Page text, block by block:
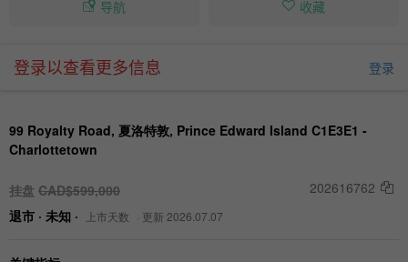
导航 收藏
登录以查看更多信息 登录